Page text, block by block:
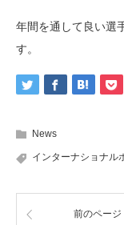
年間を通して良い選
す。
News
インターナショナル
前のページ